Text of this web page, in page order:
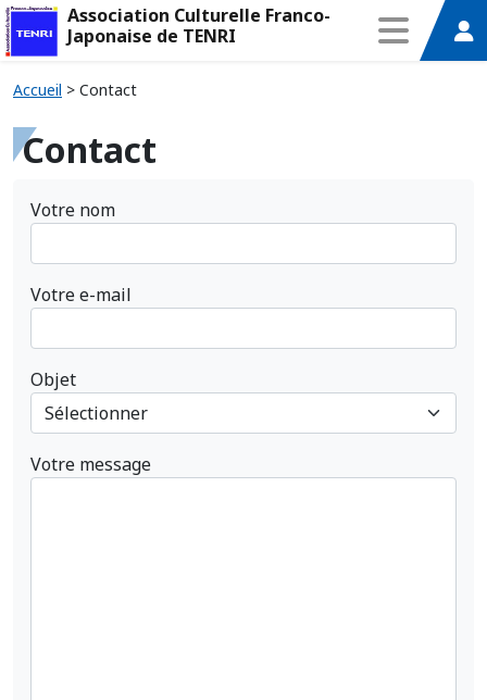
Association Culturelle Franco-
Japonaise de TENRI
Accueil > Contact
Contact
Votre nom
Votre e-mail
Objet
Votre message